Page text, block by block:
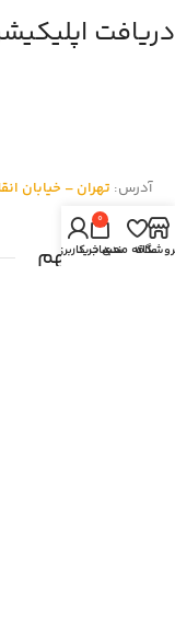
دریافت
آدرس:
لینک های مهم
علاقه مندی
0
سبد خرید
حساب کاربری من